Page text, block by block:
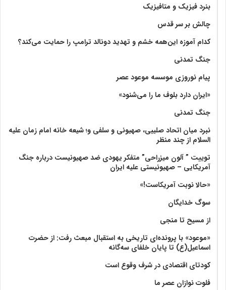
بنرد فیزیک و متافیزیک
چالش بر سر قدس
کدام آموزه این‌همه خشم و تهدید دونالد ترامپ را حمایت می‌کند؟
جنگ تمدنی
پیام نوروزی موسسه موعود عصر
«ایران دارد بلوف ما را می‌شنود»
جنگ تمدنی
نبرد میان اتحاد صلیبی، صهیونی و سلفی و؛ شیعه خانه امام زمان علیه
السلام از چند منظر
توییت ” آلون میزراحی” متفکر یهودی ضد صهیونیست درباره جنگ
آمریکایی – صهیونیستی علیه ایران
«حالا نوبت آمریکاست!»
سوگ خدایگان
از مسیح تا منجی
«موعود» با پرونده‌ای تاریخی به استقبال مبعث رفت: از حضرت
اسماعیل(ع) تا پایان خلفای سه‌گانه
کودتای اقتصادی در شرف وقوع است
فلوت نوازان عصر ما